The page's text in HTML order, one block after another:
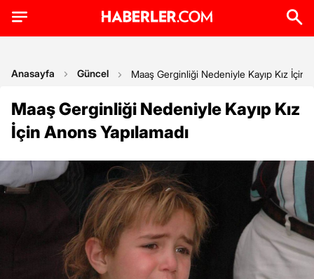
Anasayfa Güncel Maaş Gerginliği Nedeniyle Kayıp Kız İçin
Maaş Gerginliği Nedeniyle Kayıp Kız
İçin Anons Yapılamadı